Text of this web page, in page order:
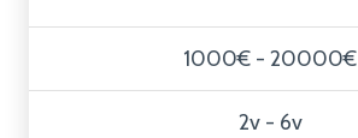
1000€ - 20000€
2v - 6v